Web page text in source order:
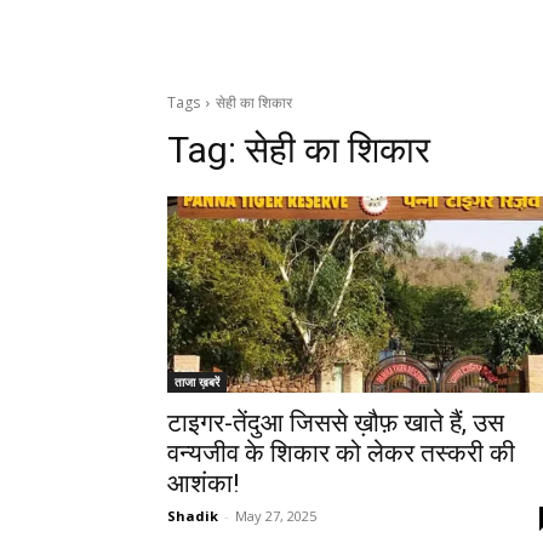
Tags सेही का शिकार
Tag:सेही का शिकार
ताजा ख़बरें
टाइगर-तेंदुआ जिससे ख़ौफ़ खाते हैं, उस
वन्यजीव के शिकार को लेकर तस्करी की
आशंका!
Shadik - May 27, 2025